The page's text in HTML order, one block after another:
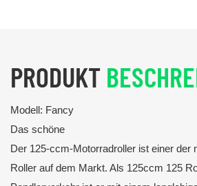
PRODUKT
Modell: Fancy
Das schöne
Der 125-ccm-Motorradroller ist einer der
Roller auf dem Markt. Als 125ccm 125